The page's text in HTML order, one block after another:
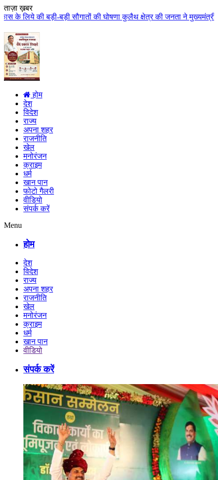
ताज़ा ख़बर
की घोषणा कुलैथ क्षेत्र की जनता ने मुख्यमंत्री डॉ. यादव का किया
होम
देश
विदेश
राज्य
अपना शहर
राजनीति
खेल
मनोरंजन
क्राइम
धर्म
खान पान
फोटो गैलरी
वीडियो
संपर्क करें
Menu
होम
देश
विदेश
राज्य
अपना शहर
राजनीति
खेल
मनोरंजन
क्राइम
धर्म
खान पान
वीडियो
संपर्क करें